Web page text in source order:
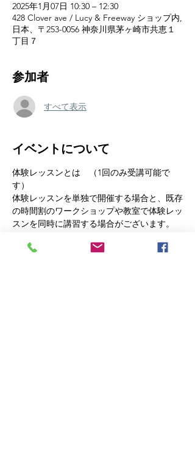
2025年1月07日 10:30 – 12:30
428 Clover ave / Lucy & Freeway ショップ内,
日本、〒253-0056 神奈川県茅ヶ崎市共恵１
丁目７
参加者
すべて表示
イベントについて
体験レッスンとは　（1回のみ受講可能で
す）
体験レッスンを単独で開催する場合と、既存
の時間割のワークショップや教室で体験レッ
スンを同時に講習する場合がございます。
編み物が初めての方には基礎のレッスン、ベ